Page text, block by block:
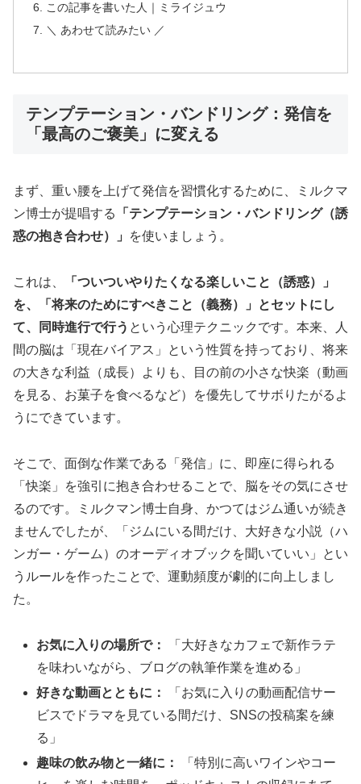
この記事を書いた人｜ミライジュウ
＼ あわせて読みたい ／
テンプテーション・バンドリング：発信を
「最高のご褒美」に変える
まず、重い腰を上げて発信を習慣化するために、ミルクマ
ン博士が提唱する
「テンプテーション・バンドリング（誘
惑の抱き合わせ）」
を使いましょう。
これは、
「ついついやりたくなる楽しいこと（誘惑）」
を、「将来のためにすべきこと（義務）」とセットにし
て、同時進行で行う という心理テクニックです。本来、人
間の脳は「現在バイアス」という性質を持っており、将来
の大きな利益（成長）よりも、目の前の小さな快楽（動画
を見る、お菓子を食べるなど）を優先してサボりたがるよ
うにできています。
そこで、面倒な作業である「発信」に、即座に得られる
「快楽」を強引に抱き合わせることで、脳をその気にさせ
るのです。ミルクマン博士自身、かつてはジム通いが続き
ませんでしたが、「ジムにいる間だけ、大好きな小説（ハ
ンガー・ゲーム）のオーディオブックを聞いていい」とい
うルールを作ったことで、運動頻度が劇的に向上しまし
た。
お気に入りの場所で：
「大好きなカフェで新作ラテ
を味わいながら、ブログの執筆作業を進める」
好きな動画とともに：
「お気に入りの動画配信サー
ビスでドラマを見ている間だけ、SNSの投稿案を練
る」
趣味の飲み物と一緒に：
「特別に高いワインやコー